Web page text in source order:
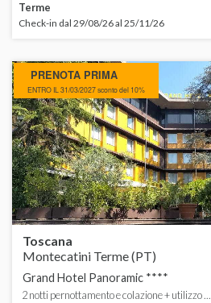
Terme
Check-in dal 29/08/26 al 25/11/26
PRENOTA PRIMA
ENTRO IL 31/03/2027 sconto del 10%
Toscana
Montecatini Terme (PT)
Grand Hotel Panoramic ****
2 notti pernottamento e colazione + utilizzo ...